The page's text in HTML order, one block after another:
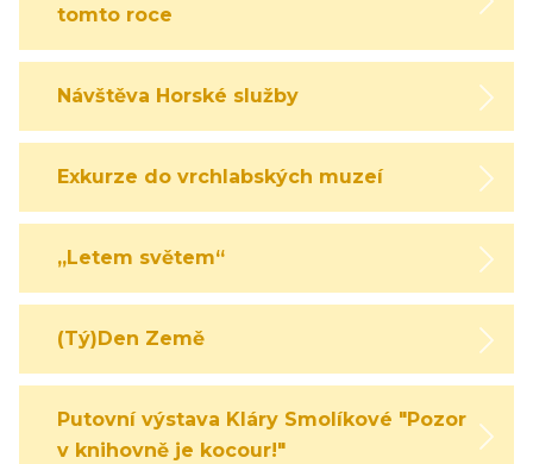
tomto roce
Návštěva Horské služby
Exkurze do vrchlabských muzeí
„Letem světem“
(Tý)Den Země
Putovní výstava Kláry Smolíkové "Pozor,
v knihovně je kocour!"